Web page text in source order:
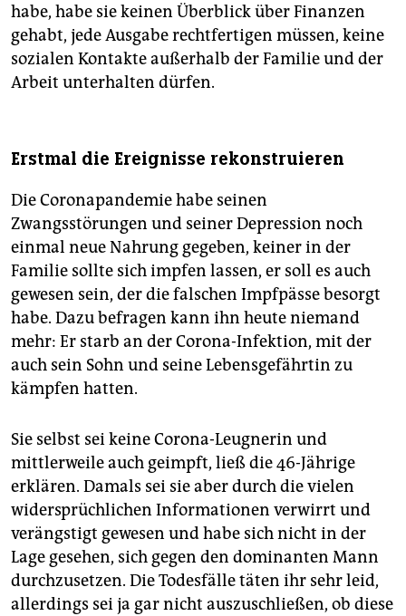
habe, habe sie keinen Überblick über Finanzen
gehabt, jede Ausgabe rechtfertigen müssen, keine
sozialen Kontakte außerhalb der Familie und der
Arbeit unterhalten dürfen.
Erstmal die Ereignisse rekonstruieren
Die Coronapandemie habe seinen
Zwangsstörungen und seiner Depression noch
einmal neue Nahrung gegeben, keiner in der
Familie sollte sich impfen lassen, er soll es auch
gewesen sein, der die falschen Impfpässe besorgt
habe. Dazu befragen kann ihn heute niemand
mehr: Er starb an der Corona-Infektion, mit der
auch sein Sohn und seine Lebensgefährtin zu
kämpfen hatten.
Sie selbst sei keine Corona-Leugnerin und
mittlerweile auch geimpft, ließ die 46-Jährige
erklären. Damals sei sie aber durch die vielen
widersprüchlichen Informationen verwirrt und
verängstigt gewesen und habe sich nicht in der
Lage gesehen, sich gegen den dominanten Mann
durchzusetzen. Die Todesfälle täten ihr sehr leid,
allerdings sei ja gar nicht auszuschließen, ob diese